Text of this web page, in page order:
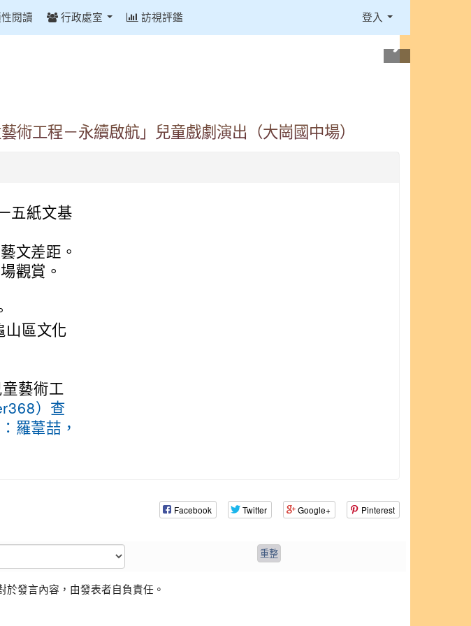
閱讀 行政處室 訪視評鑑 登入
術工程－永續啟航」兒童戲劇演出（大崗國中場）
五紙文基
文差距。
觀賞。
山區文化
藝術工
）查
羅葦喆，
Facebook Twitter Google+ Pinterest
發言內容，由發表者自負責任。